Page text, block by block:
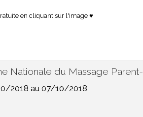
en cliquant sur l'image ♥
Nationale du Massage
2018 au 07/10/2018